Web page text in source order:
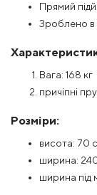
Прямий
Зроблено в
Вага: 168 кг
причіпні
Розміри:
висота: 70
ширина:
ширина під